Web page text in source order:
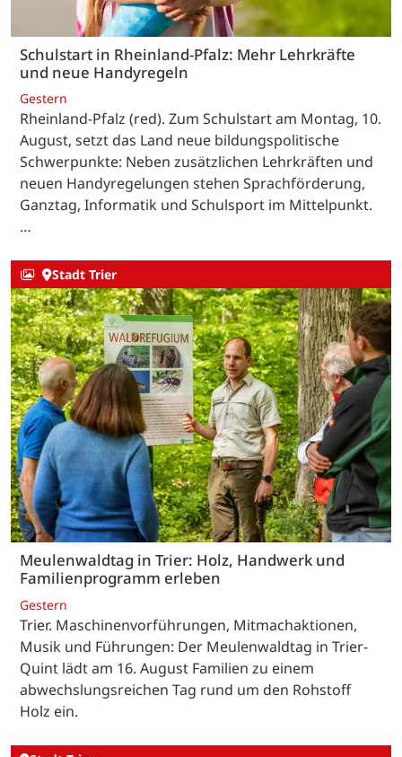
Schulstart in Rheinland-Pfalz: Mehr Lehrkräfte
und neue Handyregeln
Gestern
Rheinland-Pfalz (red). Zum Schulstart am Montag, 10.
August, setzt das Land neue bildungspolitische
Schwerpunkte: Neben zusätzlichen Lehrkräften und
neuen Handyregelungen stehen Sprachförderung,
Ganztag, Informatik und Schulsport im Mittelpunkt.
…
Stadt Trier
Meulenwaldtag in Trier: Holz, Handwerk und
Familienprogramm erleben
Gestern
Trier. Maschinenvorführungen, Mitmachaktionen,
Musik und Führungen: Der Meulenwaldtag in Trier-
Quint lädt am 16. August Familien zu einem
abwechslungsreichen Tag rund um den Rohstoff
Holz ein.